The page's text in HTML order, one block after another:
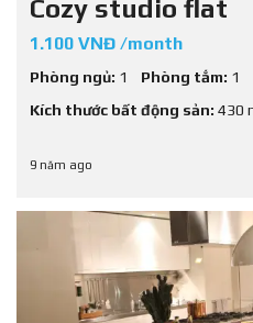
Cozy studio flat
1.100 VNĐ /month
Phòng ngủ: 1 Phòng tắm: 1
Kích thước bất động sản: 430
9 năm ago